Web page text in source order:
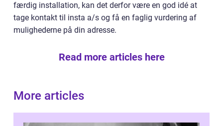
færdig installation, kan det derfor være en god idé at
tage kontakt til insta a/s og få en faglig vurdering af
mulighederne på din adresse.
Read more articles here
More articles